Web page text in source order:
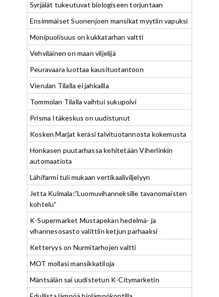
Syrjälät tukeutuvat biologiseen torjuntaan
Ensimmäiset Suonenjoen mansikat myytiin vapuksi
Monipuolisuus on kukkatarhan valtti
Vehviläinen on maan viljelijä
Peuravaara luottaa kausituotantoon
Vierulan Tilalla ei jahkailla
Tommolan Tilalla vaihtui sukupolvi
Prisma Itäkeskus on uudistunut
Kosken Marjat keräsi talvituotannosta kokemusta
Honkasen puutarhassa kehitetään Viherlinkin
automaatiota
Lähifarmi tuli mukaan vertikaaliviljelyyn
Jetta Kulmala:”Luomuvihanneksille tavanomaisten
kohtelu”
K-Supermarket Mustapekan hedelmä- ja
vihannesosasto valittiin ketjun parhaaksi
Ketteryys on Nurmitarhojen valtti
MOT mollasi mansikkatiloja
Mäntsälän sai uudistetun K-Citymarketin